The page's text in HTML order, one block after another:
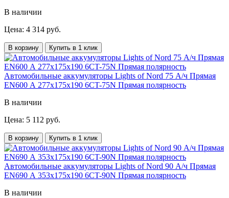
В наличии
Цена: 4 314 руб.
В корзину Купить в 1 клик
Автомобильные аккумуляторы Lights of Nord 75 А/ч Прямая
EN600 А 277x175x190 6CT-75N Прямая полярность
В наличии
Цена: 5 112 руб.
В корзину Купить в 1 клик
Автомобильные аккумуляторы Lights of Nord 90 А/ч Прямая
EN690 А 353x175x190 6CT-90N Прямая полярность
В наличии